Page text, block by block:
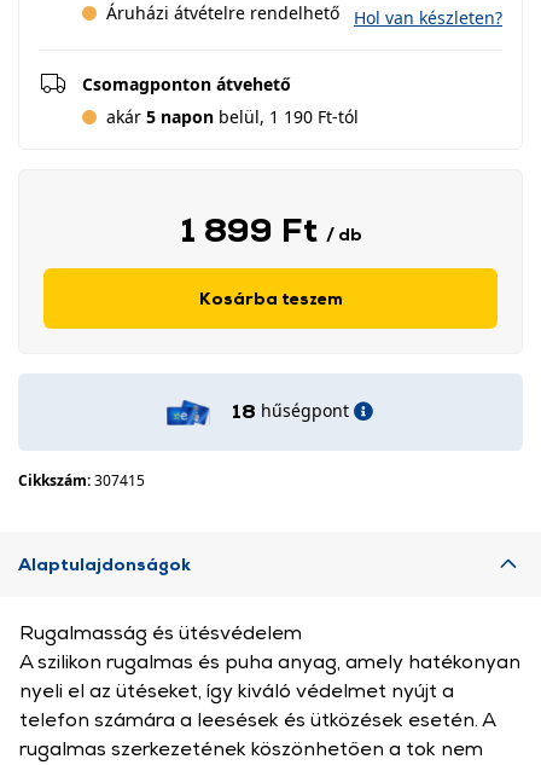
Áruházi átvételre rendelhető
Hol van készleten?
Csomagponton átvehető
akár 5 napon belül, 1 190 Ft-tól
1 899 Ft / db
Kosárba teszem
18 hűségpont
Cikkszám:307415
Alaptulajdonságok
Rugalmasság és ütésvédelem
A szilikon rugalmas és puha anyag, amely hatékonyan
nyeli el az ütéseket, így kiváló védelmet nyújt a
telefon számára a leesések és ütközések esetén. A
rugalmas szerkezetének köszönhetően a tok nem